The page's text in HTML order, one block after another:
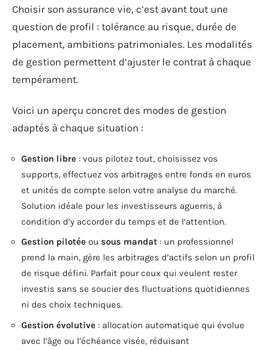
Choisir son assurance vie, c’est avant tout une
question de profil : tolérance au risque, durée de
placement, ambitions patrimoniales. Les modalités
de gestion permettent d’ajuster le contrat à chaque
tempérament.
Voici un aperçu concret des modes de gestion
adaptés à chaque situation :
Gestion libre : vous pilotez tout, choisissez vos
supports, effectuez vos arbitrages entre fonds en euros
et unités de compte selon votre analyse du marché.
Solution idéale pour les investisseurs aguerris, à
condition d’y accorder du temps et de l’attention.
Gestion pilotée ou sous mandat : un professionnel
prend la main, gère les arbitrages d’actifs selon un profil
de risque défini. Parfait pour ceux qui veulent rester
investis sans se soucier des fluctuations quotidiennes
ni des choix techniques.
Gestion évolutive : allocation automatique qui évolue
avec l’âge ou l’échéance visée, réduisant